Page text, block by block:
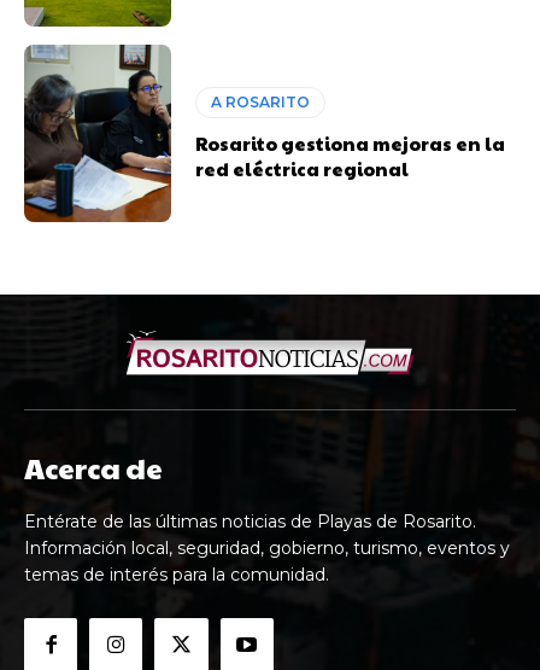
A ROSARITO
Rosarito gestiona mejoras en la
red eléctrica regional
Acerca de
Entérate de las últimas noticias de Playas de Rosarito.
Información local, seguridad, gobierno, turismo, eventos y
temas de interés para la comunidad.